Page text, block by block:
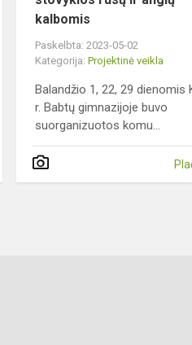
kalbomis
Paskelbta: 2023-05-02
Kategorija:Projektinė veikla
Balandžio 1, 22, 29 dienomis
r. Babtų gimnazijoje buvo
suorganizuotos komu...